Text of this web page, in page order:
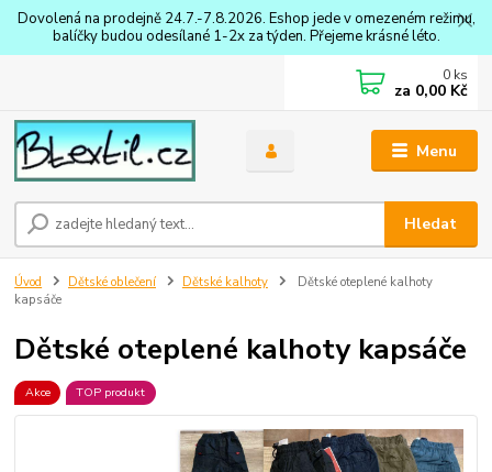
Dovolená na prodejně 24.7.-7.8.2026. Eshop jede v omezeném režimu,
balíčky budou odesílané 1-2x za týden. Přejeme krásné léto.
Menu
Hledat
0 ks
za 0,00 Kč
Úvod Dětské oblečení Dětské kalhoty
Dětské oteplené kalhoty
kapsáče
Dětské oteplené kalhoty kapsáče
Akce TOP produkt